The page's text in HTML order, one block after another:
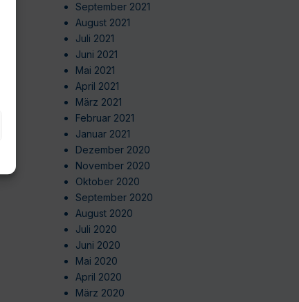
September 2021
August 2021
Juli 2021
Juni 2021
Mai 2021
April 2021
März 2021
Februar 2021
Januar 2021
Dezember 2020
November 2020
Oktober 2020
September 2020
August 2020
Juli 2020
Juni 2020
Mai 2020
April 2020
März 2020